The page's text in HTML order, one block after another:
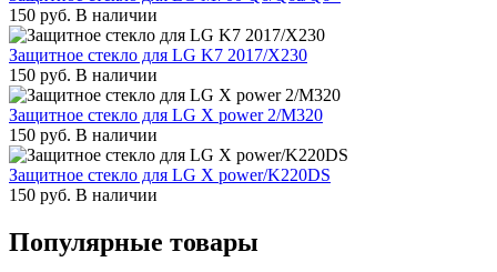
150 руб. В наличии
Защитное стекло для LG K7 2017/X230
150 руб. В наличии
Защитное стекло для LG X power 2/M320
150 руб. В наличии
Защитное стекло для LG X power/K220DS
150 руб. В наличии
Популярные товары